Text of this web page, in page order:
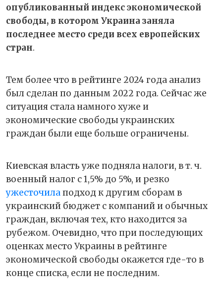
опубликованный индекс экономической
свободы, в котором Украина заняла
последнее место среди всех европейских
стран.
Тем более что в рейтинге 2024 года анализ
был сделан по данным 2022 года. Сейчас же
ситуация стала намного хуже и
экономические свободы украинских
граждан были еще больше ограничены.
Киевская власть уже подняла налоги, в т. ч.
военный налог с 1,5% до 5%, и резко
ужесточилаподход к другим сборам в
украинский бюджет с компаний и обычных
граждан, включая тех, кто находится за
рубежом. Очевидно, что при последующих
оценках место Украины в рейтинге
экономической свободы окажется где-то в
конце списка, если не последним.